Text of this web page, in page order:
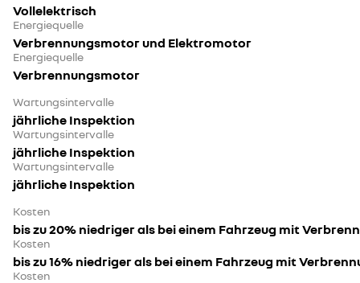
Vollelektrisch
Energiequelle
Verbrennungsmotor und Elektromotor
Energiequelle
Verbrennungsmotor
Wartungsintervalle
jährliche Inspektion
Wartungsintervalle
jährliche Inspektion
Wartungsintervalle
jährliche Inspektion
Kosten
bis zu 20% niedriger als bei einem Fahrzeug mit
Kosten
bis zu 16% niedriger als bei einem Fahrzeug mit
Kosten